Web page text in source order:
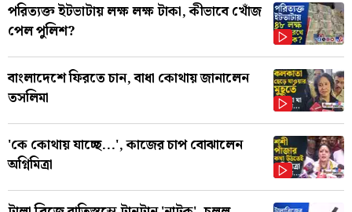
পরিত্যক্ত ইটভাটায় লক্ষ লক্ষ টাকা, কীভাবে খোঁজ
পেল পুলিশ?
বাংলাদেশে ফিরতে চান, বাধা কোথায় জানালেন
তসলিমা
'কে কোথায় যাচ্ছে...', কাজের চাপ বোঝালেন
অগ্নিমিত্রা